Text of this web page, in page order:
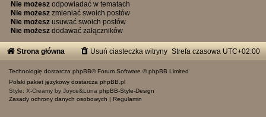
Nie możesz odpowiadać w tematach
Nie możesz zmieniać swoich postów
Nie możesz usuwać swoich postów
Nie możesz dodawać załączników
Strona główna Strefa czasowa UTC+02:00
Usuń ciasteczka witryny
Technologię dostarcza phpBB® Forum Software © phpBB Limited
Polski pakiet językowy dostarcza phpBB.pl
Style: X-Creamy by Joyce&Luna phpBB-Style-Design
Zasady ochrony danych osobowych | Regulamin